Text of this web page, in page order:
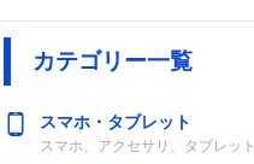
カテゴリー一覧
スマホ・タブレット
スマホ、アクセサリ、タブレット